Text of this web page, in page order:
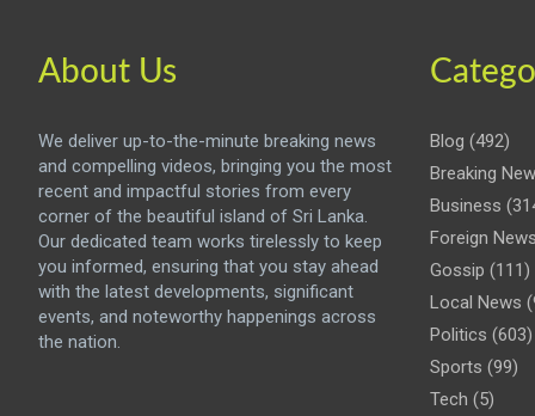
About Us
We deliver up-to-the-minute breaking news
and compelling videos, bringing you the most
recent and impactful stories from every
corner of the beautiful island of Sri Lanka.
Our dedicated team works tirelessly to keep
you informed, ensuring that you stay ahead
with the latest developments, significant
events, and noteworthy happenings across
the nation.
Blog (492)
Breaking
Business
Foreign News
Gossip (111)
Local News
Politics (603)
Sports (99)
Tech (5)